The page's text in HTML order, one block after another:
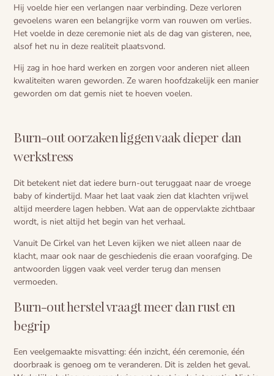
Hij voelde hier een verlangen naar verbinding. Deze verloren
gevoelens waren een belangrijke vorm van rouwen om verlies.
Het voelde in deze ceremonie niet als de dag van gisteren, nee,
alsof het nu in deze realiteit plaatsvond.
Hij zag in hoe hard werken en zorgen voor anderen niet alleen
kwaliteiten waren geworden. Ze waren hoofdzakelijk een manier
geworden om dat gemis niet te hoeven voelen.
Burn-out oorzaken liggen vaak dieper dan
werkstress
Dit betekent niet dat iedere burn-out teruggaat naar de vroege
baby of kindertijd. Maar het laat vaak zien dat klachten vrijwel
altijd meerdere lagen hebben. Wat aan de oppervlakte zichtbaar
wordt, is niet altijd het begin van het verhaal.
Vanuit De Cirkel van het Leven kijken we niet alleen naar de
klacht, maar ook naar de geschiedenis die eraan voorafging. De
antwoorden liggen vaak veel verder terug dan mensen
vermoeden.
Burn-out herstel vraagt meer dan rust en
begrip
Een veelgemaakte misvatting: één inzicht, één ceremonie, één
doorbraak is genoeg om te veranderen. Dit is zelden het geval.